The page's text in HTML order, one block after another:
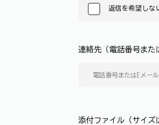
返信を希望しな
連絡先（電話番号また
添付ファイル（サイズ